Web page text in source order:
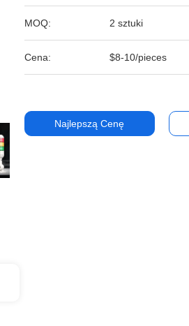
MOQ: 2 sztuki
Cena: $8-10/pieces
Najlepszą Cenę